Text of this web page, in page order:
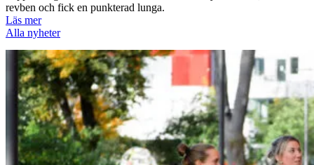
revben och fick en punkterad lunga.
Läs mer
Alla nyheter